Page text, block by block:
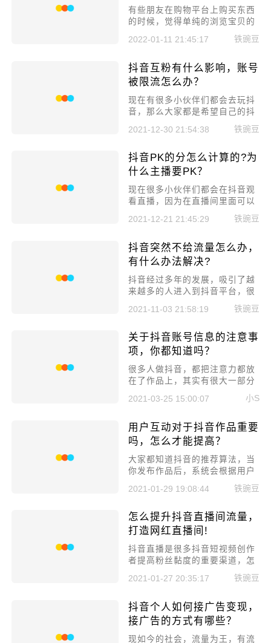
有些朋友在购物平台上购买东西
的时候，觉得单纯的浏览宝贝的
详情页，实在是太枯燥了，因此
很多朋友会通过抖音直播来进行
播消息，抖音小店直播中控台在
哪里？
2022-01-11 21:45:17 铁豌豆
抖音互粉有什么影响，账号
被限流怎么办？
现在有很多小伙伴们都会去玩抖
音，那么大家都是希望自己的抖
音账号能够有很多的粉丝的，很
多小伙伴们就会选择去和别的帐
音互粉有什么影响，账号被限流
怎么办？
2021-12-30 21:54:38 铁豌豆
抖音PK的分怎么计算的?为
什么主播要PK？
现在很多小伙伴们都会在抖音观
看直播，因为在直播间里面可以
和自己喜欢的主播进行沟通聊
天，那么大家在观看直播的时候
音PK的分怎么计算的?
2021-12-21 21:45:29 铁豌豆
抖音突然不给流量怎么办，
有什么办法解决?
抖音经过多年的发展，吸引了越
来越多的人进入到抖音平台，很
多人靠着自己的努力，好不容易
有了一定的流量，却不知道什么
就来详细讲讲：抖音突然不给流
量是怎么回事，有什么办法解
2021-11-03 21:58:19 铁豌豆
关于抖音账号信息的注意事
项，你都知道吗？
​很多人做抖音，都把注意力都放
在了作品上，其实有很大一部分
影响力在账号上面，一个好的账
号，能够得到系统更多推荐。今
的注意事项，你都知道吗?
2021-03-25 15:00:07 小S
用户互动对于抖音作品重要
吗，怎么才能提高？
​大家都知道抖音的推荐算法，当
你发布作品后，系统会根据用户
对于你作品的真实反馈，然后判
定是否应该推荐，只有用户足够
是优质内容。所以今天就来聊聊
用户互动对于抖音作品重要吗，
2021-01-29 19:08:44 铁豌豆
怎么提升抖音直播间流量，
打造网红直播间!
抖音直播是很多抖音短视频创作
者提高粉丝黏度的重要渠道，怎
么提升抖音直播间流量是一个系
统化的工程，今天小编就来给大
量，打造网红直播间!
2021-01-27 20:35:17 铁豌豆
抖音个人如何接广告变现，
接广告的方式有哪些？
现如今的社会，流量为王，有流